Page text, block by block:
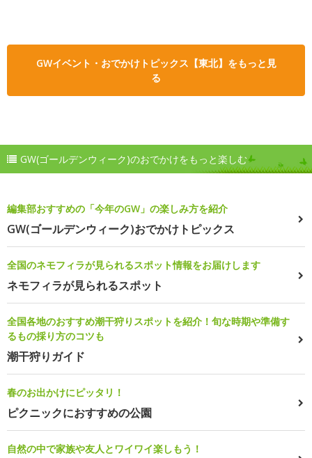
GWイベント・おでかけトピックス【東北】をもっと見
る
GW(ゴールデンウィーク)のおでかけをもっと楽しむ
編集部おすすめの「今年のGW」の楽しみ方を紹介
GW(ゴールデンウィーク)おでかけトピックス
全国のネモフィラが見られるスポット情報をお届けします
ネモフィラが見られるスポット
全国各地のおすすめ潮干狩りスポットを紹介！旬な時期や準備す
るもの採り方のコツも
潮干狩りガイド
春のお出かけにピッタリ！
ピクニックにおすすめの公園
自然の中で家族や友人とワイワイ楽しもう！